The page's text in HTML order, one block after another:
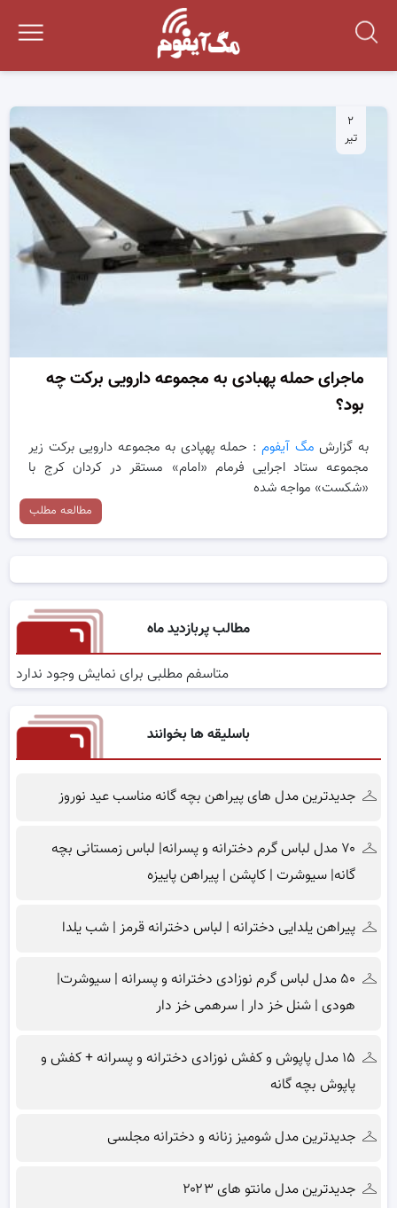
۲
تیر
ماجرای حمله پهبادی به مجموعه دارویی برکت چه
بود؟
به گزارش مگ آیفوم: حمله پهپادی به مجموعه دارویی برکت زیر
مجموعه ستاد اجرایی فرمام «امام» مستقر در کردان کرج با
«شکست» مواجه شده
مطالعه مطلب
مطالب پربازدید ماه
متاسفم مطلبی برای نمایش وجود ندارد
باسلیقه ها بخوانند
جدیدترین مدل های پیراهن بچه گانه مناسب عید نوروز
۷۰ مدل لباس گرم دخترانه و پسرانه| لباس زمستانی بچه
گانه| سیوشرت | کاپشن | پیراهن پاییزه
پیراهن یلدایی دخترانه | لباس دخترانه قرمز | شب یلدا
۵۰ مدل لباس گرم نوزادی دخترانه و پسرانه | سیوشرت|
هودی | شنل خز دار | سرهمی خز دار
۱۵ مدل پاپوش و کفش نوزادی دخترانه و پسرانه + کفش و
پاپوش بچه گانه
جدیدترین مدل شومیز زنانه و دخترانه مجلسی
جدیدترین مدل مانتو های ۲۰۲۳